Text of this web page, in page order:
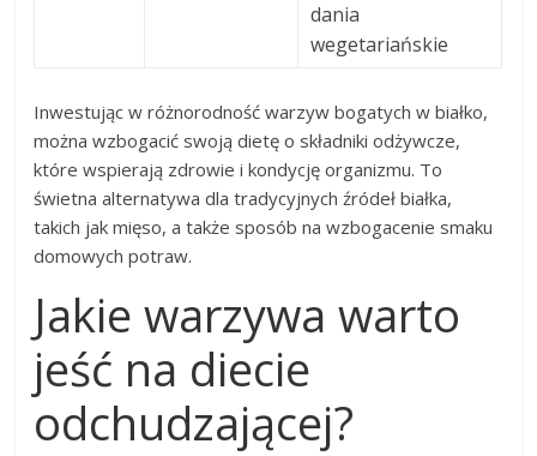
dania
wegetariańskie
Inwestując w różnorodność warzyw bogatych w białko,
można wzbogacić swoją dietę o składniki odżywcze,
które wspierają zdrowie i kondycję organizmu. To
świetna alternatywa dla tradycyjnych źródeł białka,
takich jak mięso, a także sposób na wzbogacenie smaku
domowych potraw.
Jakie warzywa warto
jeść na diecie
odchudzającej?